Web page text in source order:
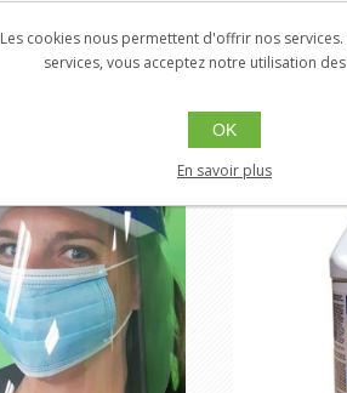
Les cookies nous permettent d'offrir nos services.
services, vous acceptez notre utilisation
OK
En savoir plus